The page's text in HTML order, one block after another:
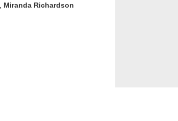
Miranda Richardson